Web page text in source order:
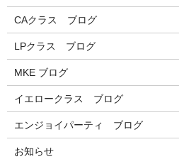
CAクラス ブログ
LPクラス ブログ
MKE ブログ
イエロークラス ブログ
エンジョイパーティ ブログ
お知らせ